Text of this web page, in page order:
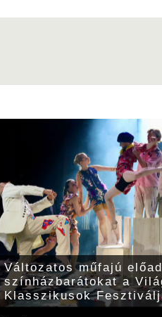
Változatos műfajú
színházbarátokat a
Klasszikusok